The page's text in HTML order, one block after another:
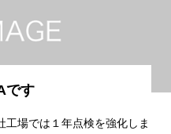
です
工場では１年点検を強化しま